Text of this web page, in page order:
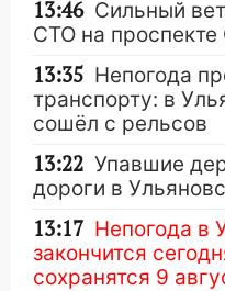
13:46 Сильный
СТО на проспекте
13:35 Непогода
транспорту: в
сошёл с рельсов
13:22 Упавшие
дороги в
13:17 Непогода в
закончится
сохранятся 9